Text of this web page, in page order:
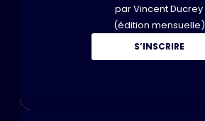
par Vincent Ducrey
(édition mensuelle)
S’INSCRIRE